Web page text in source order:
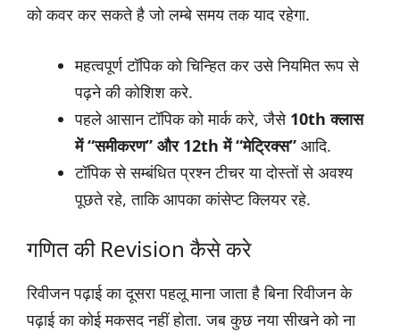
को कवर कर सकते है जो लम्बे समय तक याद रहेगा.
महत्वपूर्ण टॉपिक को चिन्हित कर उसे नियमित रूप से
पढ़ने की कोशिश करे.
पहले आसान टॉपिक को मार्क करे, जैसे10th क्लास
में “समीकरण” और 12th में “मेट्रिक्स” आदि.
टॉपिक से सम्बंधित प्रश्न टीचर या दोस्तों से अवश्य
पूछते रहे, ताकि आपका कांसेप्ट क्लियर रहे.
गणित की Revision कैसे करे
रिवीजन पढ़ाई का दूसरा पहलू माना जाता है बिना रिवीजन के
पढ़ाई का कोई मकसद नहीं होता. जब कुछ नया सीखने को ना